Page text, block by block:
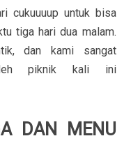
cukuuuup untuk bisa
tiga hari dua malam.
dan kami sangat
deh piknik kali ini
DAN MENU